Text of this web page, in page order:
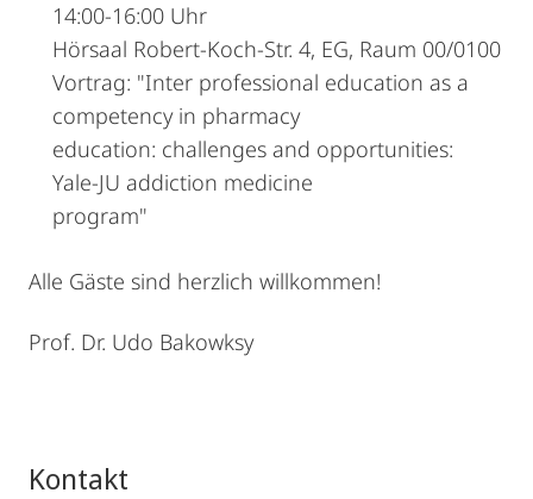
14:00-16:00 Uhr
Hörsaal Robert-Koch-Str. 4, EG, Raum 00/0100
Vortrag: "Inter professional education as a
competency in pharmacy
education: challenges and opportunities:
Yale-JU addiction medicine
program"
Alle Gäste sind herzlich willkommen!
Prof. Dr. Udo Bakowksy
Kontakt